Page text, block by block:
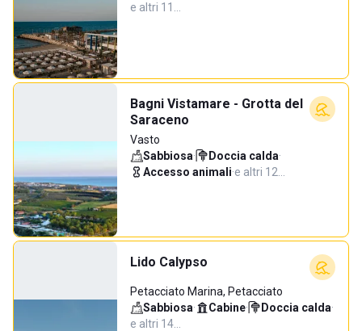
e altri 11…
Bagni Vistamare - Grotta del
Saraceno
Vasto
Sabbiosa· Doccia calda·
Accesso animali·e altri 12…
Lido Calypso
Petacciato Marina, Petacciato
Sabbiosa· Cabine· Doccia calda·
e altri 14…